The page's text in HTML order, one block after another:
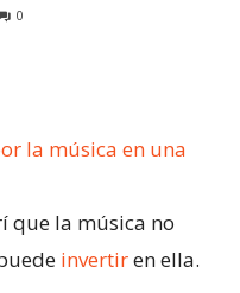
0
que la música no
invertiren ella.